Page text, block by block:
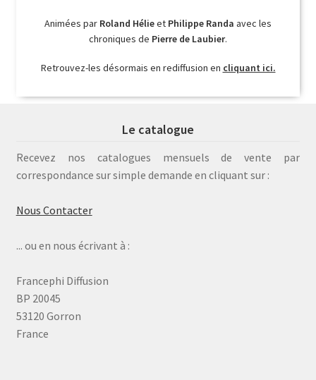
Animées par Roland Hélieet Philippe Randa avec les
chroniques de Pierre de Laubier.
Retrouvez-les désormais en rediffusion en cliquant ici.
Le catalogue
Recevez nos catalogues mensuels de vente par
correspondance sur simple demande en cliquant sur :
Nous Contacter
... ou en nous écrivant à :
Francephi Diffusion
BP 20045
53120 Gorron
France